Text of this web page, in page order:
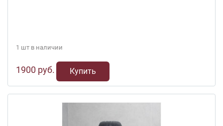
1 шт в наличии
1900 руб. Купить